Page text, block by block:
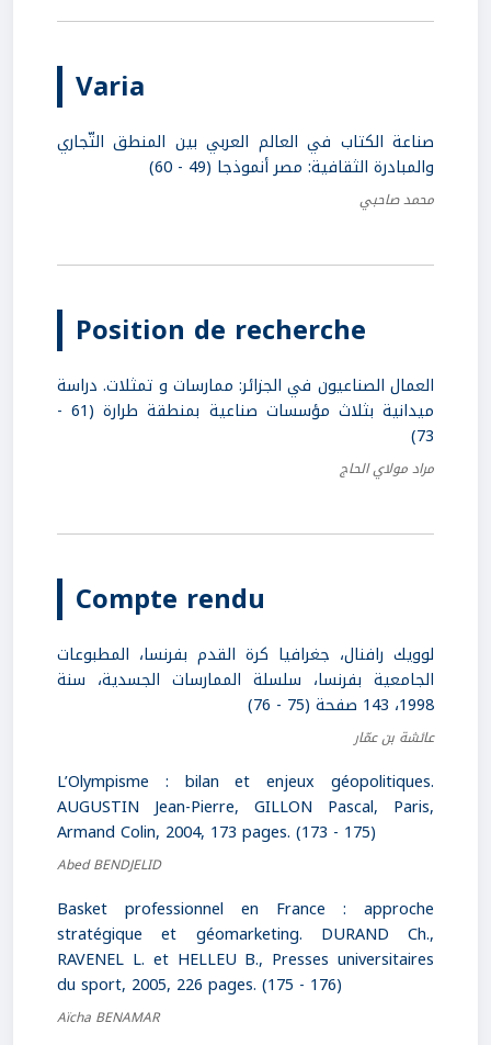
Varia
صناعة الكتاب في العالم العربي بين المنطق التّجاري
والمبادرة الثقافية: مصر أنموذجا (49 - 60)
محمد صاحبي
Position de recherche
العمال الصناعيون في الجزائر: ممارسات و تمثلات. دراسة
ميدانية بثلاث مؤسسات صناعية بمنطقة طرارة (61 -
73)
مراد مولاي الحاج
Compte rendu
لوويك رافنال، جغرافيا كرة القدم بفرنسا، المطبوعات
الجامعية بفرنسا، سلسلة الممارسات الجسدية، سنة
1998، 143 صفحة (75 - 76)
عائشة بن عمّار
L’Olympisme : bilan et enjeux géopolitiques.
AUGUSTIN Jean-Pierre, GILLON Pascal, Paris,
Armand Colin, 2004, 173 pages. (173 - 175)
Abed BENDJELID
Basket professionnel en France : approche
stratégique et géomarketing. DURAND Ch.,
RAVENEL L. et HELLEU B., Presses universitaires
du sport, 2005, 226 pages. (175 - 176)
Aïcha BENAMAR